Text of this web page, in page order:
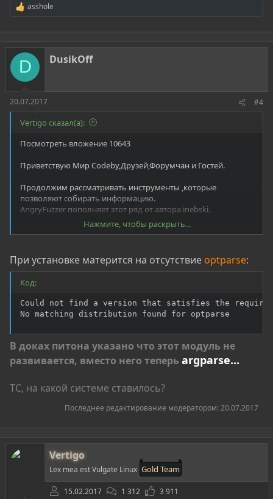
Р
е
а
ц
и
:
asshole
D DusikOff
20.07.2017 #4
Vertigo сказал(а):
Посмотреть вложение 10643
Приветствую Мир Codeby,Друзей,Форумчан и Гостей.
Продолжим рассматривать инструменты ,которые
позволяют собирать информацию.
AngryFuzzer пополняет этот ряд от автора inebski.
В задачи входит как обнаружение уязвимостей,так и поиск
содержимым,как Wordpress , Drupal и Joomla.
В опции входит следующее:
Код:
  -q, --quiet           скрытый,"бесшумный" режим
  -u URL, --url=URL      URL - адрес цели
-w WORDLIST, --wordlist=WORDLIST -
1.) Фаззинг URL со стандартным словарём
python angryFuzzer.py -u http://домен2-
Нажмите, чтобы раскрыть...
При установке матерится на отсутствие optparse:
Код:
Could not find a version that satisfies the
No matching distribution found for optparse
В доках питона указано что этот модуль не
развивается, вместо него теперь argparse...
ТС, на какой системе ставилось?
Последнее редактирование модератором: 20.07.2017
Vertigo
Lex mea est Vulgate Linux Gold Team
15.02.2017 1 312
3 911